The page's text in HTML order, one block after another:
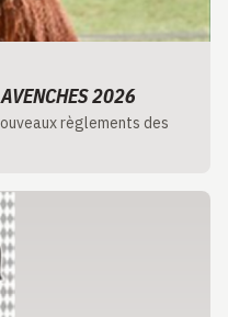
2026
règlements des